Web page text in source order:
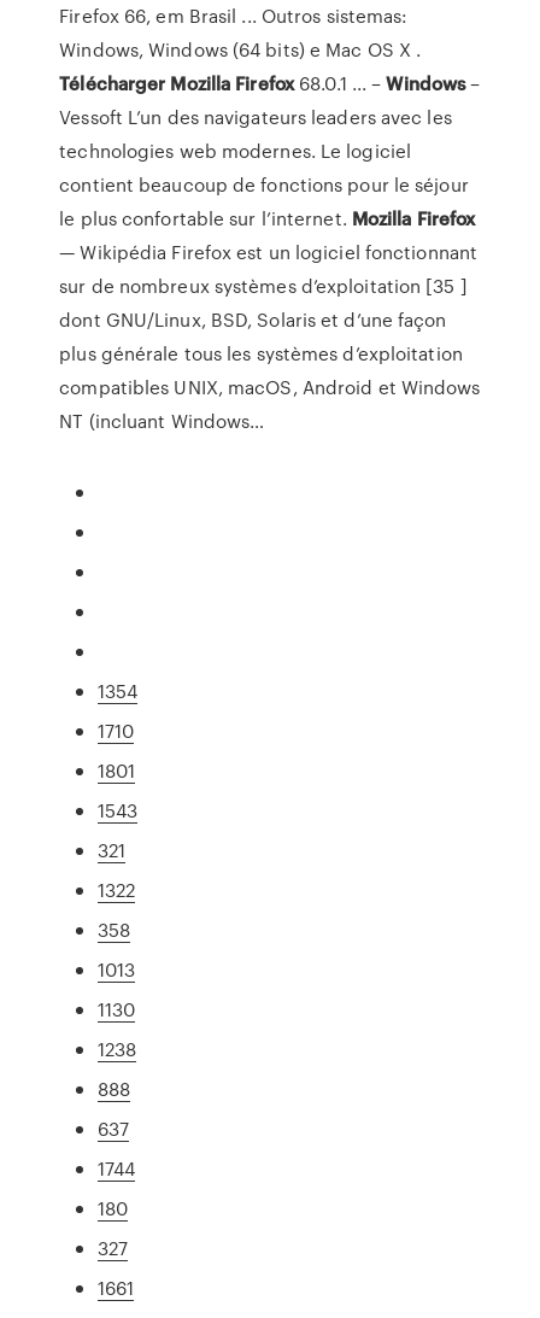
Firefox 66, em Brasil ... Outros sistemas:
Windows, Windows (64 bits) e Mac OS X .
Télécharger Mozilla Firefox68.0.1 ... –Windows–
Vessoft L’un des navigateurs leaders avec les
technologies web modernes. Le logiciel
contient beaucoup de fonctions pour le séjour
le plus confortable sur l’internet. Mozilla Firefox
— Wikipédia Firefox est un logiciel fonctionnant
sur de nombreux systèmes d’exploitation [35 ]
dont GNU/Linux, BSD, Solaris et d’une façon
plus générale tous les systèmes d’exploitation
compatibles UNIX, macOS, Android et Windows
NT (incluant Windows…
1354
1710
1801
1543
321
1322
358
1013
1130
1238
888
637
1744
180
327
1661